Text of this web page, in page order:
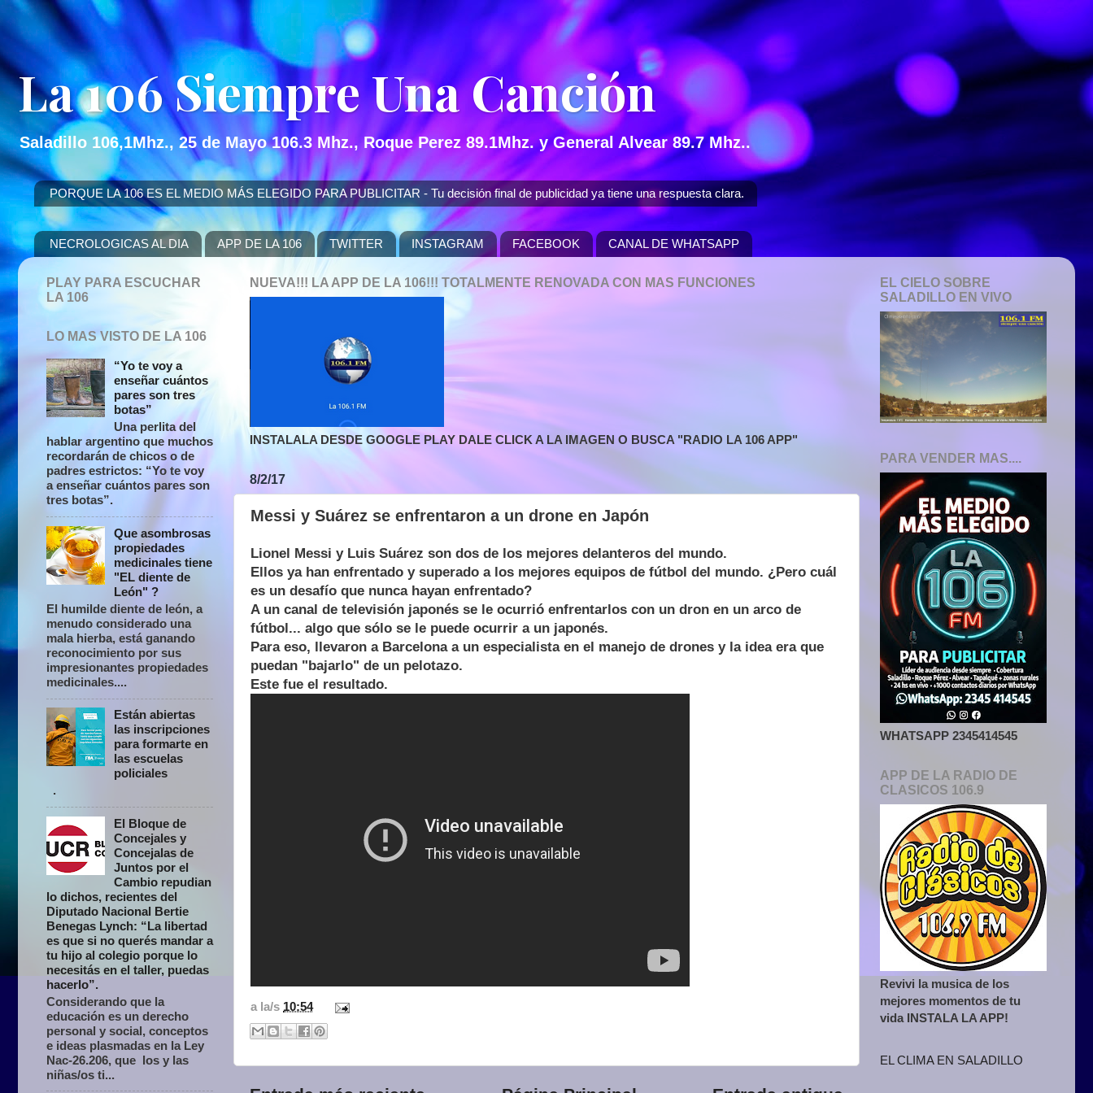
La 106 Siempre Una Canción
Saladillo 106,1Mhz., 25 de Mayo 106.3 Mhz., Roque Perez 89.1Mhz. y General Alvear 89.7 Mhz..
PORQUE LA 106 ES EL MEDIO MÁS ELEGIDO PARA PUBLICITAR - Tu decisión final de publicidad ya tiene una respuesta clara.
NECROLOGICAS AL DIA APP DE LA 106 TWITTER INSTAGRAM FACEBOOK CANAL DE WHATSAPP
NUEVA!!! LA APP DE LA 106!!! TOTALMENTE RENOVADA CON MAS FUNCIONES
INSTALALA DESDE GOOGLE PLAY DALE CLICK A LA IMAGEN O BUSCA "RADIO LA 106 APP"
8/2/17
Messi y Suárez se enfrentaron a un drone en Japón
Lionel Messi y Luis Suárez son dos de los mejores delanteros del mundo.
Ellos ya han enfrentado y superado a los mejores equipos de fútbol del mundo. ¿Pero cuál
es un desafío que nunca hayan enfrentado?
A un canal de televisión japonés se le ocurrió enfrentarlos con un dron en un arco de
fútbol... algo que sólo se le puede ocurrir a un japonés.
Para eso, llevaron a Barcelona a un especialista en el manejo de drones y la idea era que
puedan "bajarlo" de un pelotazo.
Este fue el resultado.
a la/s 10:54
PLAY PARA ESCUCHAR
LA 106
LO MAS VISTO DE LA 106
“Yo te voy a
enseñar cuántos
pares son tres
botas”
Una perlita del
hablar argentino que muchos
recordarán de chicos o de
padres estrictos: “Yo te voy
a enseñar cuántos pares son
tres botas”.
Que asombrosas
propiedades
medicinales tiene
"EL diente de
León" ?
El humilde diente de león, a
menudo considerado una
mala hierba, está ganando
reconocimiento por sus
impresionantes propiedades
medicinales....
Están abiertas
las inscripciones
para formarte en
las escuelas
policiales
.
El Bloque de
Concejales y
Concejalas de
Juntos por el
Cambio repudian
lo dichos, recientes del
Diputado Nacional Bertie
Benegas Lynch: “La libertad
es que si no querés mandar a
tu hijo al colegio porque lo
necesitás en el taller, puedas
hacerlo”.
Considerando que la
educación es un derecho
personal y social, conceptos
e ideas plasmadas en la Ley
Nac-26.206, que los y las
niñas/os ti...
EL CIELO SOBRE
SALADILLO EN VIVO
PARA VENDER MAS....
WHATSAPP 2345414545
APP DE LA RADIO DE
CLASICOS 106.9
Revivi la musica de los
mejores momentos de tu
vida INSTALA LA APP!
EL CLIMA EN SALADILLO